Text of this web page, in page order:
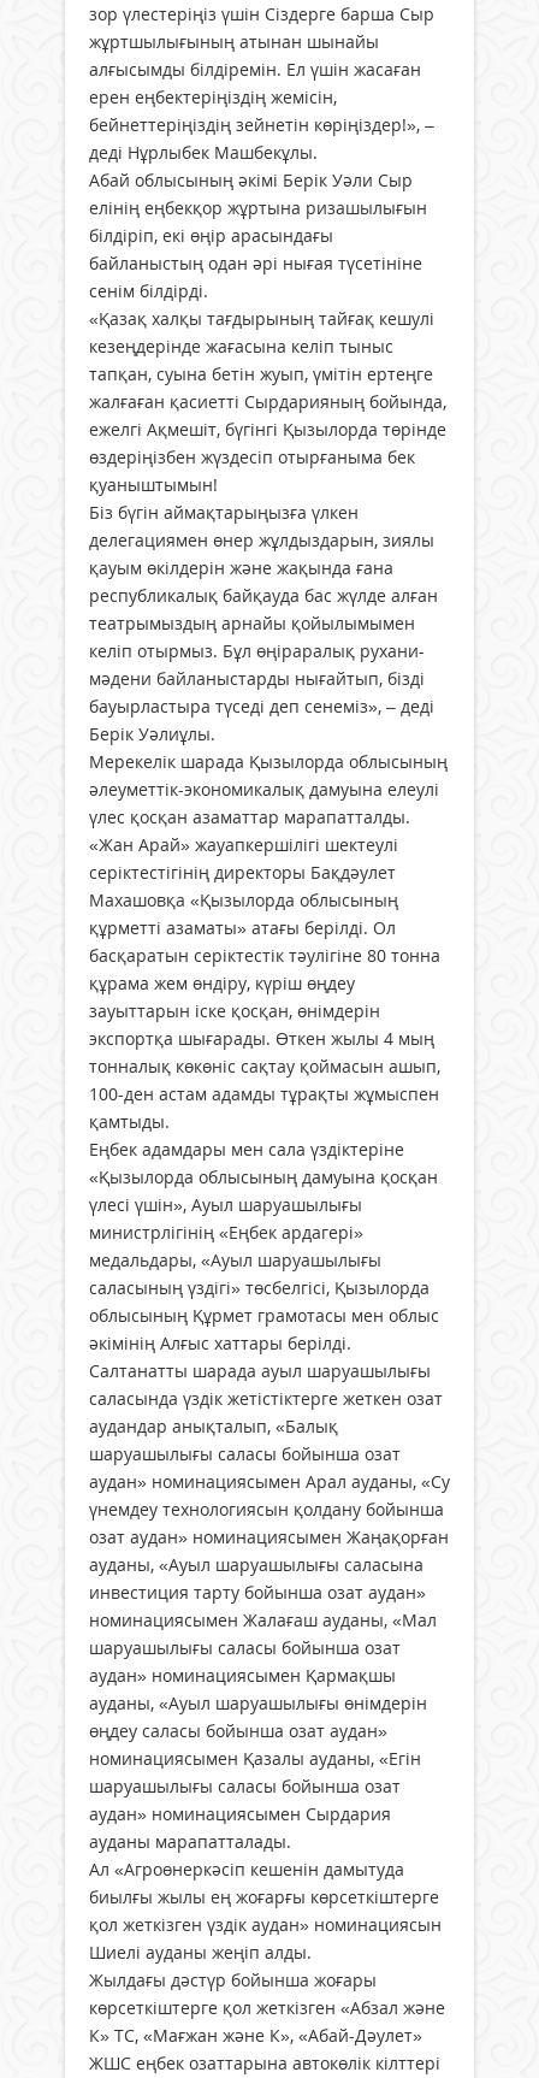
зор үлестеріңіз үшін Сіздерге барша Сыр
жұртшылығының атынан шынайы
алғысымды білдіремін. Ел үшін жасаған
ерен еңбектеріңіздің жемісін,
бейнеттеріңіздің зейнетін көріңіздер!», –
деді Нұрлыбек Машбекұлы.
Абай облысының әкімі Берік Уәли Сыр
елінің еңбекқор жұртына ризашылығын
білдіріп, екі өңір арасындағы
байланыстың одан әрі нығая түсетініне
сенім білдірді.
«Қазақ халқы тағдырының тайғақ кешулі
кезеңдерінде жағасына келіп тыныс
тапқан, суына бетін жуып, үмітін ертеңге
жалғаған қасиетті Сырдарияның бойында,
ежелгі Ақмешіт, бүгінгі Қызылорда төрінде
өздеріңізбен жүздесіп отырғаныма бек
қуаныштымын!
Біз бүгін аймақтарыңызға үлкен
делегациямен өнер жұлдыздарын, зиялы
қауым өкілдерін және жақында ғана
республикалық байқауда бас жүлде алған
театрымыздың арнайы қойылымымен
келіп отырмыз. Бұл өңіраралық рухани-
мәдени байланыстарды нығайтып, бізді
бауырластыра түседі деп сенеміз», – деді
Берік Уәлиұлы.
Мерекелік шарада Қызылорда облысының
әлеуметтік-экономикалық дамуына елеулі
үлес қосқан азаматтар марапатталды.
«Жан Арай» жауапкершілігі шектеулі
серіктестігінің директоры Бақдәулет
Махашовқа «Қызылорда облысының
құрметті азаматы» атағы берілді. Ол
басқаратын серіктестік тәулігіне 80 тонна
құрама жем өндіру, күріш өңдеу
зауыттарын іске қосқан, өнімдерін
экспортқа шығарады. Өткен жылы 4 мың
тонналық көкөніс сақтау қоймасын ашып,
100-ден астам адамды тұрақты жұмыспен
қамтыды.
Еңбек адамдары мен сала үздіктеріне
«Қызылорда облысының дамуына қосқан
үлесі үшін», Ауыл шаруашылығы
министрлігінің «Еңбек ардагері»
медальдары, «Ауыл шаруашылығы
саласының үздігі» төсбелгісі, Қызылорда
облысының Құрмет грамотасы мен облыс
әкімінің Алғыс хаттары берілді.
Салтанатты шарада ауыл шаруашылығы
саласында үздік жетістіктерге жеткен озат
аудандар анықталып, «Балық
шаруашылығы саласы бойынша озат
аудан» номинациясымен Арал ауданы, «Су
үнемдеу технологиясын қолдану бойынша
озат аудан» номинациясымен Жаңақорған
ауданы, «Ауыл шаруашылығы саласына
инвестиция тарту бойынша озат аудан»
номинациясымен Жалағаш ауданы, «Мал
шаруашылығы саласы бойынша озат
аудан» номинациясымен Қармақшы
ауданы, «Ауыл шаруашылығы өнімдерін
өңдеу саласы бойынша озат аудан»
номинациясымен Қазалы ауданы, «Егін
шаруашылығы саласы бойынша озат
аудан» номинациясымен Сырдария
ауданы марапатталады.
Ал «Агроөнеркәсіп кешенін дамытуда
биылғы жылы ең жоғарғы көрсеткіштерге
қол жеткізген үздік аудан» номинациясын
Шиелі ауданы жеңіп алды.
Жылдағы дәстүр бойынша жоғары
көрсеткіштерге қол жеткізген «Абзал және
К» ТС, «Мағжан және К», «Абай-Дәулет»
ЖШС еңбек озаттарына автокөлік кілттері